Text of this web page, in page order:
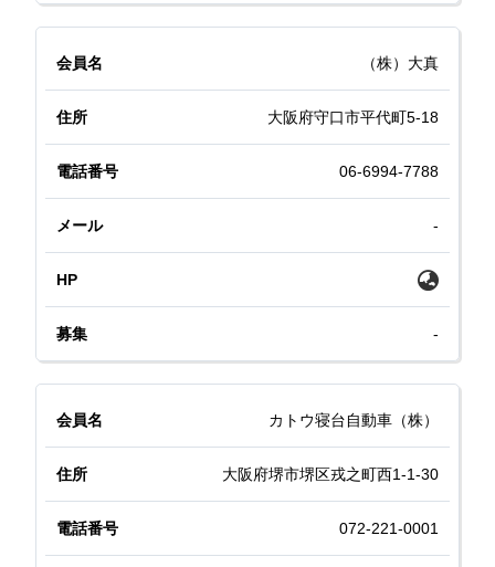
（株）大真
大阪府守口市平代町5-18
06-6994-7788
-
-
カトウ寝台自動車（株）
大阪府堺市堺区戎之町西1-1-30
072-221-0001